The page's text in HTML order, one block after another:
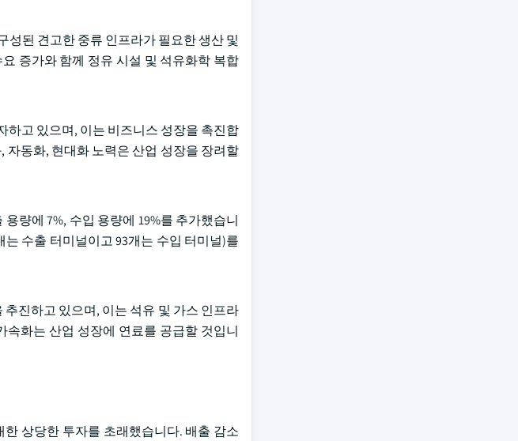
된 견고한 중류 인프라가 필요한 생산 및
증가와 함께 정유 시설 및 석유화학 복합
하고 있으며, 이는 비즈니스 성장을 촉진합
자동화, 현대화 노력은 산업 성장을 장려할
량에 7%, 수입 용량에 19%를 추가했습니
는 수출 터미널이고 93개는 수입 터미널)를
진하고 있으며, 이는 석유 및 가스 인프라
속화는 산업 성장에 연료를 공급할 것입니
상당한 투자를 초래했습니다. 배출 감소